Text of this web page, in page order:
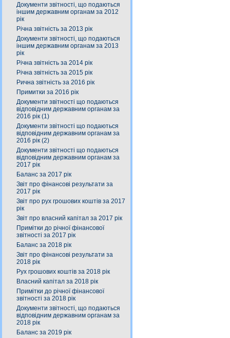
Документи звітності, що подаються
іншим державним органам за 2012
рік
Річна звітність за 2013 рік
Документи звітності, що подаються
іншим державним органам за 2013
рік
Річна звітність за 2014 рік
Річна звітність за 2015 рік
Рична звітність за 2016 рік
Примитки за 2016 рік
Документи звітності що подаються
відповідним державним органам за
2016 рік (1)
Документи звітності що подаються
відповідним державним органам за
2016 рік (2)
Документи звітності що подаються
відповідним державним органам за
2017 рік
Баланс за 2017 рік
Звіт про фінансові результати за
2017 рік
Звіт про рух грошових коштів за 2017
рік
Звіт про власний капітал за 2017 рік
Примітки до річної фінансової
звітності за 2017 рік
Баланс за 2018 рік
Звіт про фінансові результати за
2018 рік
Рух грошових коштів за 2018 рік
Власний капітал за 2018 рік
Примітки до річної фінансової
звітності за 2018 рік
Документи звітності, що подаються
відповідним державним органам за
2018 рік
Баланс за 2019 рік